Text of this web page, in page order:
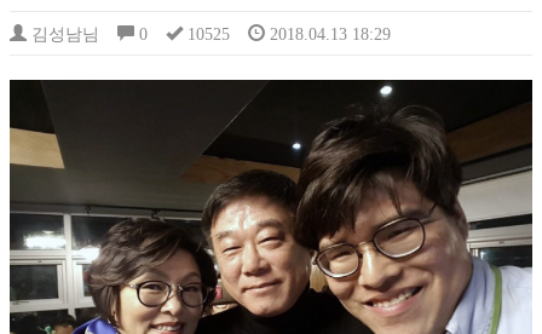
김성남님 0 10525 2018.04.13 18:29